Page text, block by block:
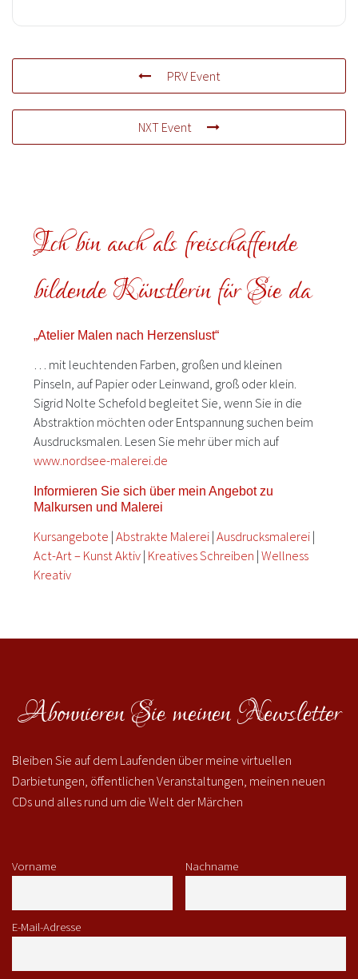
PRV Event
NXT Event
Ich bin auch als freischaffende
bildende Künstlerin für Sie da
„Atelier Malen nach Herzenslust“
… mit leuchtenden Farben, großen und kleinen
Pinseln, auf Papier oder Leinwand, groß oder klein.
Sigrid Nolte Schefold begleitet Sie, wenn Sie in die
Abstraktion möchten oder Entspannung suchen beim
Ausdrucksmalen. Lesen Sie mehr über mich auf
www.nordsee-malerei.de
Informieren Sie sich über mein Angebot zu
Malkursen und Malerei
Kursangebote |Abstrakte Malerei |Ausdrucksmalerei |
Act-Art – Kunst Aktiv | Kreatives Schreiben |Wellness
Kreativ
Abonnieren Sie meinen Newsletter
Bleiben Sie auf dem Laufenden über meine virtuellen
Darbietungen, öffentlichen Veranstaltungen, meinen neuen
CDs und alles rund um die Welt der Märchen
Vorname Nachname
E-Mail-Adresse